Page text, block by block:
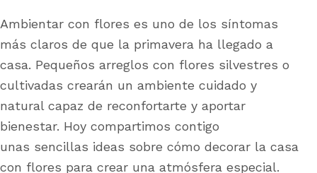
Ambientar con flores es uno de los síntomas
más claros de que la primavera ha llegado a
casa. Pequeños arreglos con flores silvestres o
cultivadas crearán un ambiente cuidado y
natural capaz de reconfortarte y aportar
bienestar. Hoy compartimos contigo
unas sencillas ideas sobre cómo decorar la casa
con flores para crear una atmósfera especial.